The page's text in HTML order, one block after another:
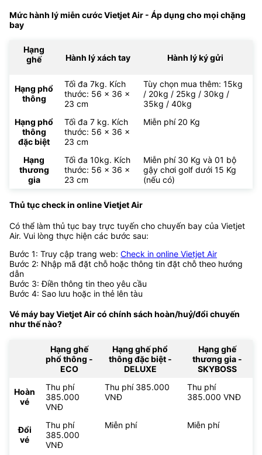
Mức hành lý miễn cước Vietjet Air - Áp dụng cho mọi chặng
bay
Hạng
ghế
Hành lý xách tay Hành lý ký gửi
Hạng phổ
thông
Tối đa 7kg. Kích
thước: 56 x 36 x
23 cm
Tùy chọn mua thêm: 15kg
/ 20kg / 25kg / 30kg /
35kg / 40kg
Hạng phổ
thông
đặc biệt
Tối đa 7 kg. Kích
thước: 56 x 36 x
23 cm
Miễn phí 20 Kg
Hạng
thương
gia
Tối đa 10kg. Kích
thước: 56 x 36 x
23 cm
Miễn phí 30 Kg và 01 bộ
gậy chơi golf dưới 15 Kg
(nếu có)
Thủ tục check in online Vietjet Air
Có thể làm thủ tục bay trực tuyến cho chuyến bay của Vietjet
Air. Vui lòng thực hiện các bước sau:
Bước 1: Truy cập trang web: Check in online Vietjet Air
Bước 2: Nhập mã đặt chỗ hoặc thông tin đặt chỗ theo hướng
dẫn
Bước 3: Điền thông tin theo yêu cầu
Bước 4: Sao lưu hoặc in thẻ lên tàu
Vé máy bay Vietjet Air có chính sách hoàn/huỷ/đổi chuyến
như thế nào?
Hạng ghế
phổ thông -
ECO
Hạng ghế phổ
thông đặc biệt -
DELUXE
Hạng ghế
thương gia -
SKYBOSS
Hoàn
vé
Thu phí
385.000
VNĐ
Thu phí 385.000
VNĐ
Thu phí
385.000 VNĐ
Đổi
vé
Thu phí
385.000
VNĐ
Miễn phí Miễn phí